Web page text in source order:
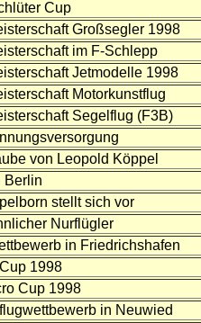
Cup
Großsegler 1998
im F-Schlepp
Jetmodelle 1998
Motorkunstflug
Segelflug (F3B)
von Leopold Köppel
Berlin
stellt sich vor
Nurflügler
in Friedrichshafen
1998
Cup 1998
in Neuwied